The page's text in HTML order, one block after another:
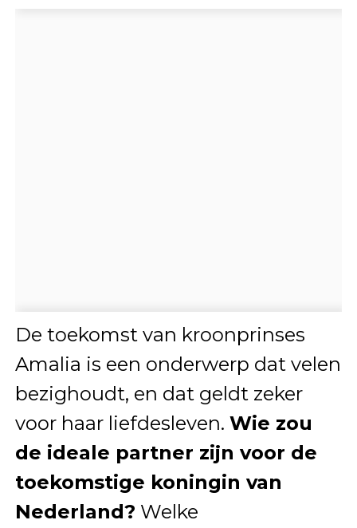
De toekomst van kroonprinses
Amalia is een onderwerp dat velen
bezighoudt, en dat geldt zeker
voor haar liefdesleven. Wie zou
de ideale partner zijn voor de
toekomstige koningin van
Nederland? Welke